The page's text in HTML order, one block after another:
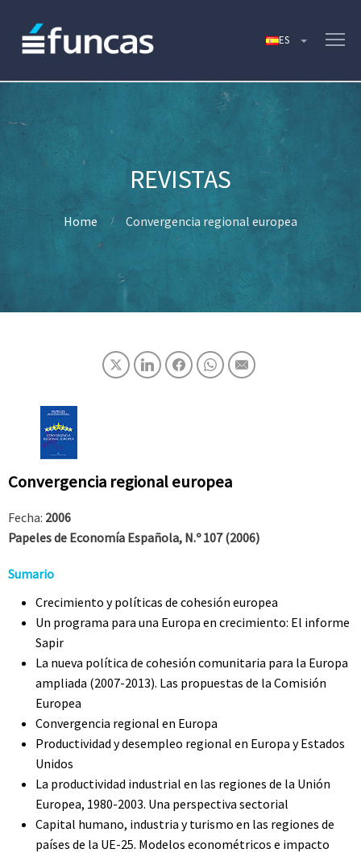
Home Convergencia regional europea
Convergencia regional europea
Fecha: 2006
Papeles de Economía Española, N.º 107 (2006)
Sumario
Crecimiento y políticas de cohesión europea
Un programa para una Europa en crecimiento: El informe
Sapir
La nueva política de cohesión comunitaria para la Europa
ampliada (2007-2013). Las propuestas de la Comisión
Europea
Convergencia regional en Europa
Productividad y desempleo regional en Europa y Estados
Unidos
La productividad industrial en las regiones de la Unión
Europea, 1980-2003. Una perspectiva sectorial
Capital humano, industria y turismo en las regiones de
países de la UE-25. Modelos econométricos e impacto